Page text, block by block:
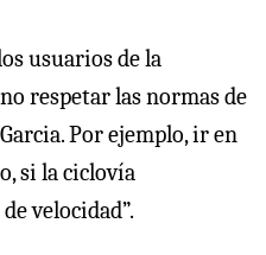
usuarios de la
respetar las normas de
Por ejemplo, ir en
si la ciclovía
velocidad”.